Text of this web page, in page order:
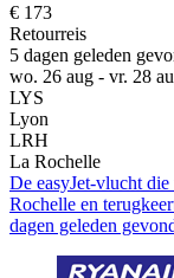
€ 173
Retourreis
5 dagen geleden
wo. 26 aug - vr. 28
LYS
Lyon
LRH
La Rochelle
De easyJet-vlucht
Rochelle en
dagen geleden